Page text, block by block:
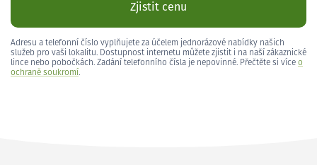
Zjistit cenu
Adresu a telefonní číslo vyplňujete za účelem jednorázové nabídky našich
služeb pro vaši lokalitu. Dostupnost internetu můžete zjistit i na naší zákaznické
lince nebo pobočkách. Zadání telefonního čísla je nepovinné. Přečtěte si více o
ochraně soukromí.